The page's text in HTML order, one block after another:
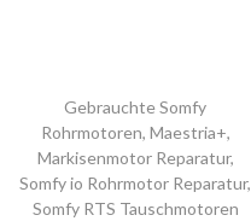
Gebrauchte Somfy
Rohrmotoren, Maestria+,
Markisenmotor Reparatur,
Somfy io Rohrmotor Reparatur,
Somfy RTS Tauschmotoren